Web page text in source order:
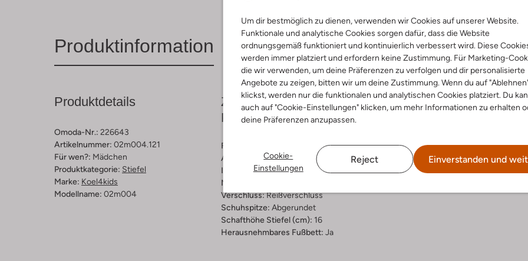
Um dir bestmöglich zu dienen, verwenden wir Cookies auf unserer Website.
Funktionale und analytische Cookies sorgen dafür, dass die Website
ordnungsgemäß funktioniert und kontinuierlich verbessert wird. Diese
werden immer platziert und erfordern keine Zustimmung. Für Marketing-
die wir verwenden, um deine Präferenzen zu verfolgen und dir personalisierte
Angebote zu zeigen, bitten wir um deine Zustimmung. Wenn du auf
klickst, werden nur die funktionalen und analytischen Cookies platziert. Du
auch auf "Cookie-Einstellungen" klicken, um mehr Informationen zu erhalten
deine Präferenzen anzupassen.
Cookie-
Einstellungen
Reject Einverstanden und
Produktinformation Lieferung & Rückgabe
Produktdetails
Omoda-Nr.: 226643
Artikelnummer: 02m004.121
Für wen?: Mädchen
Produktkategorie: Stiefel
Marke: Koel4kids
Modellname: 02m004
Zusammensetzung &
Passform
Farbe :
Außenmaterial:Leder
Innenmaterial:Leder
Material Sohle:
Verschluss:Reißverschluss
Schuhspitze: Abgerundet
Schafthöhe Stiefel (cm): 16
Herausnehmbares Fußbett: Ja